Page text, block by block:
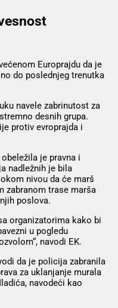
Europrajdu da je
do poslednjeg trenutka
navele zabrinutost za
desnih grupa.
protiv evroprajda i
je pravna i
nadležnih je bila
nivou da će marš
zabranom trase marša
poslova.
organizatorima kako bi
u pogledu
navodi EK.
da je policija zabranila
za uklanjanje murala
navodeći kao